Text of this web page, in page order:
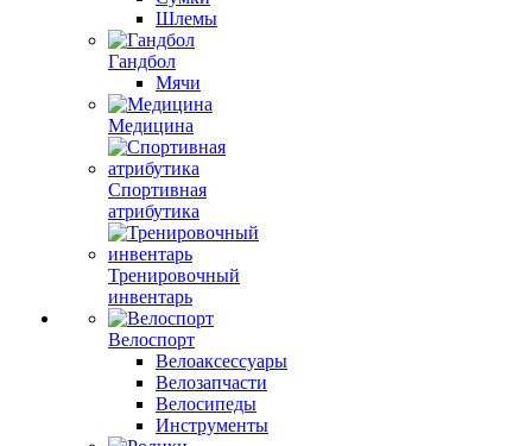
Шлемы
Гандбол
Мячи
Медицина
Спортивная
атрибутика
Тренировочный
инвентарь
Велоспорт
Велоаксессуары
Велозапчасти
Велосипеды
Инструменты